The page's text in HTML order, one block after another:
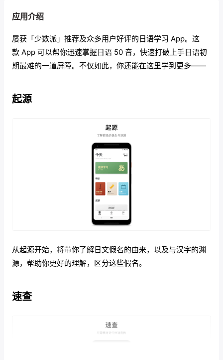
应用介绍
屡获「少数派」推荐及众多用户好评的日语学习 App。这
款 App 可以帮你迅速掌握日语 50 音，快速打破上手日语初
期最难的一道屏障。不仅如此，你还能在这里学到更多——
起源
从起源开始，将带你了解日文假名的由来，以及与汉字的渊
源，帮助你更好的理解，区分这些假名。
速查